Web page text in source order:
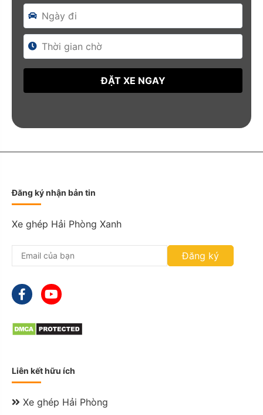
D
t
e
o
s
l
s
h
M
M
l
a
h
Y
Y
Đăng ký nhận bản tin
Xe ghép Hải Phòng Xanh
Đăng ký
Liên kết hữu ích
Xe ghép Hải Phòng